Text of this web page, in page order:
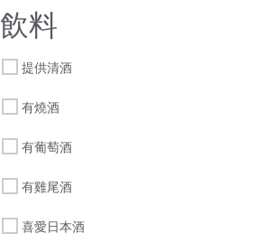
飲料
提供清酒
有燒酒
有葡萄酒
有雞尾酒
喜愛日本酒